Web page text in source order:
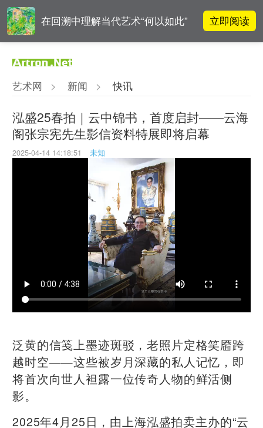
在回溯中理解当代艺术“何以如此” 立即阅读
影响力榜单
对话 | 在开放和自由中确立艺术价
值
李铁夫冯钢百领衔 作为群体的早期
粤籍留美艺术家
艺术网 > 新闻 > 快讯
泓盛25春拍｜云中锦书，首度启封——云海
阁张宗宪先生影信资料特展即将启幕
2025-04-14 14:18:51 未知
泛黄的信笺上墨迹斑驳，老照片定格笑靥跨
越时空——这些被岁月深藏的私人记忆，即
将首次向世人袒露一位传奇人物的鲜活侧
影。
2025年4月25日，由上海泓盛拍卖主办的“云